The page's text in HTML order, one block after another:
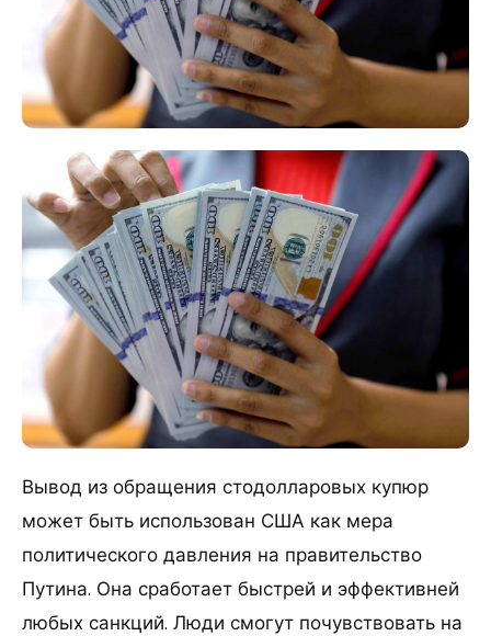
Вывод из обращения стодолларовых купюр
может быть использован США как мера
политического давления на правительство
Путина. Она сработает быстрей и эффективней
любых санкций. Люди смогут почувствовать на